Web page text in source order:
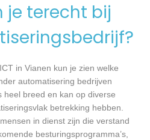
je terecht bij
in Vianen kun je zien welke
automatisering bedrijven
heel breed en kan op diverse
betrekking hebben.
in dienst zijn die verstand
besturingsprogramma’s,